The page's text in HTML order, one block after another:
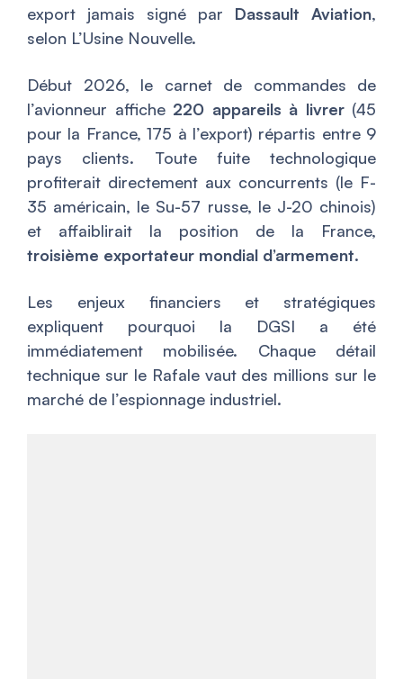
export jamais signé par Dassault Aviation,
selon L’Usine Nouvelle.
Début 2026, le carnet de commandes de
l’avionneur affiche 220 appareils à livrer(45
pour la France, 175 à l’export) répartis entre 9
pays clients. Toute fuite technologique
profiterait directement aux concurrents (le F-
35 américain, le Su-57 russe, le J-20 chinois)
et affaiblirait la position de la France,
troisième exportateur mondial d’armement.
Les enjeux financiers et stratégiques
expliquent pourquoi la DGSI a été
immédiatement mobilisée. Chaque détail
technique sur le Rafale vaut des millions sur le
marché de l’espionnage industriel.